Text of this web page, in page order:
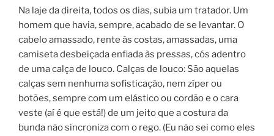
Na laje da direita, todos os dias, subia um tratador. Um
homem que havia, sempre, acabado de se levantar. O
cabelo amassado, rente às costas, amassadas, uma
camiseta desbeiçada enfiada às pressas, cós adentro
de uma calça de louco. Calças de louco: São aquelas
calças sem nenhuma sofisticação, nem zíper ou
botões, sempre com um elástico ou cordão e o cara
veste (aí é que está!) de um jeito que a costura da
bunda não sincroniza com o rego. (Eu não sei como eles